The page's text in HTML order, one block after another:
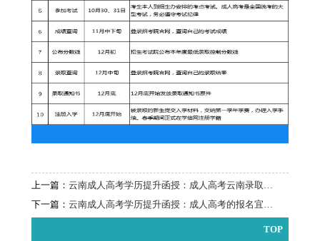
上一篇：
云南成人高考学历提升函授：成人高考云南录取工作指南
下一篇：
云南成人高考学历提升函授：成人高考的报名宜早不宜晚
TOP